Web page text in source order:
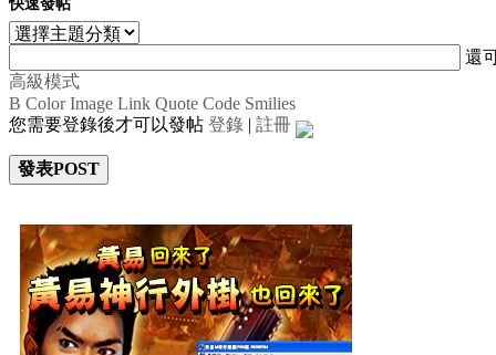
快速發帖
還
高級模式
B Color Image Link Quote Code Smilies
您需要登錄後才可以發帖 登錄 | 註冊
發表POST